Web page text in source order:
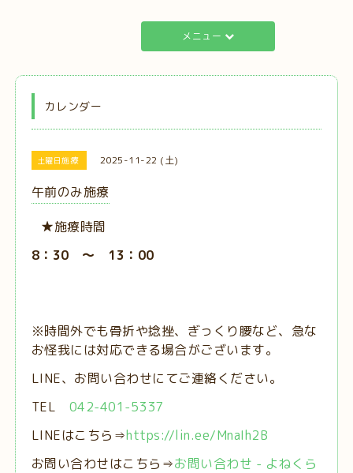
メニュー
カレンダー
土曜日施療 2025-11-22 (土)
午前のみ施療
★施療時間
8：30 ～ 13：00
※時間外でも骨折や捻挫、ぎっくり腰など、急な
お怪我には対応できる場合がございます。
LINE、お問い合わせにてご連絡ください。
TEL 042-401-5337
LINEはこちら⇒https://lin.ee/MnaIh2B
お問い合わせはこちら⇒お問い合わせ - よねくら